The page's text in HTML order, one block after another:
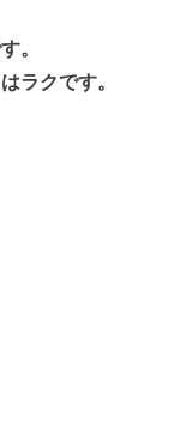
。
ラクです。